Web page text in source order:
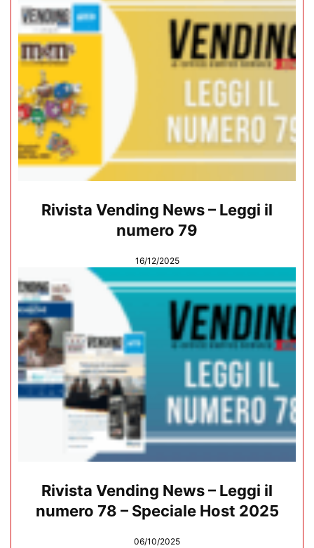
Rivista Vending News – Leggi il
numero 79
16/12/2025
Rivista Vending News – Leggi il
numero 78 – Speciale Host 2025
06/10/2025